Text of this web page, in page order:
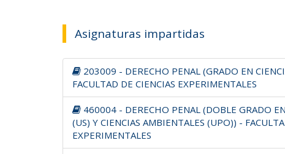
Asignaturas impartidas
203009 - DERECHO PENAL (GRADO EN
FACULTAD DE CIENCIAS EXPERIMENTALES
460004 - DERECHO PENAL (DOBLE GRADO
(US) Y CIENCIAS AMBIENTALES (UPO)) -
EXPERIMENTALES